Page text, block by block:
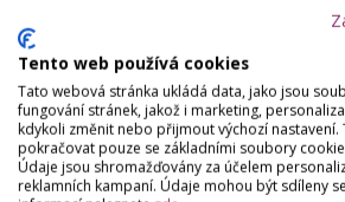
Provádíme
nepoužíváme
špičková
převlečení do
Tento web používá cookies
Tato webová stránka ukládá data, jako jsou
fungování stránek, jakož i marketing,
kdykoli změnit nebo přijmout výchozí
pokračovat pouze se základními soubory
Údaje jsou shromažďovány za účelem
reklamních kampaní. Údaje mohou být sdíleny